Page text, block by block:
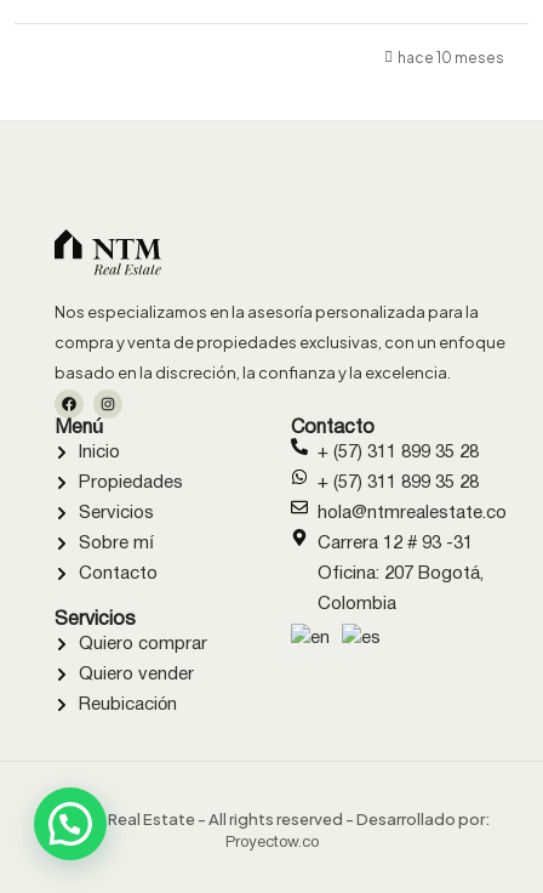
hace 10 meses
Nos especializamos en la asesoría personalizada para la
compra y venta de propiedades exclusivas, con un enfoque
basado en la discreción, la confianza y la excelencia.
Menú
Inicio
Propiedades
Servicios
Sobre mí
Contacto
Servicios
Quiero comprar
Quiero vender
Reubicación
Contacto
+ (57) 311 899 35 28
+ (57) 311 899 35 28
hola@ntmrealestate.co
Carrera 12 # 93 -31
Oficina: 207 Bogotá,
Colombia
© NTM Real Estate - All rights reserved - Desarrollado por:
Proyectow.co